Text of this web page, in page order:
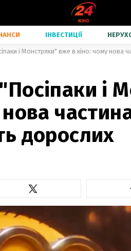
ІНВЕСТИЦІЇ
і Монстряки" вже в кіно: чому нова
і
нова
дорослих